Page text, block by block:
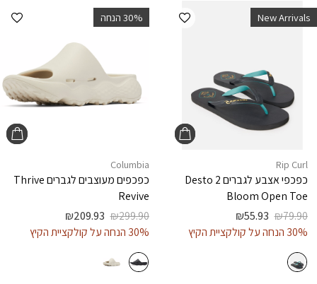
הוספה למועדפים New Arrivals
Rip Curl
כפכפי אצבע לגבריםDesto 2
Bloom Open Toe
₪79.90
₪55.93
30% הנחה על קולקציית הקיץ
‫30% הנחה
Columbia
כפכפים מעוצבים לגבריםThrive
Revive
₪299.90
₪209.93
30% הנחה על קולקציית הקיץ